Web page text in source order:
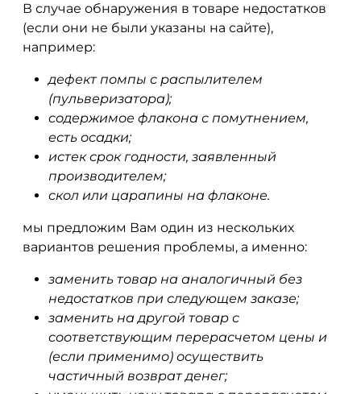
В случае обнаружения в товаре недостатков
(если они не были указаны на сайте),
например:
дефект помпы с распылителем
(пульверизатора);
содержимое флакона с помутнением,
есть осадки;
истек срок годности, заявленный
производителем;
скол или царапины на флаконе.
мы предложим Вам один из нескольких
вариантов решения проблемы, а именно:
заменить товар на аналогичный без
недостатков при следующем заказе;
заменить на другой товар с
соответствующим перерасчетом цены и
(если применимо) осуществить
частичный возврат денег;